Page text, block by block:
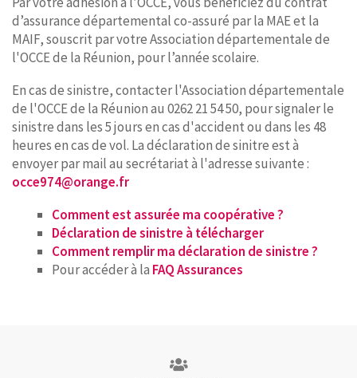
d’assurance départemental co-assuré par la MAE et la
MAIF, souscrit par votre Association départementale de
l'OCCE de la Réunion, pour l’année scolaire.
En cas de sinistre, contacter l'Association départementale
de l'OCCE de la Réunion au 0262 21 54 50, pour signaler le
sinistre dans les 5 jours en cas d'accident ou dans les 48
heures en cas de vol. La déclaration de sinitre est à
envoyer par mail au secrétariat à l'adresse suivante :
occe974@orange.fr
Comment est assurée ma coopérative ?
Déclaration de sinistre à télécharger
Comment remplir ma déclaration de sinistre ?
Pour accéder à la FAQ Assurances